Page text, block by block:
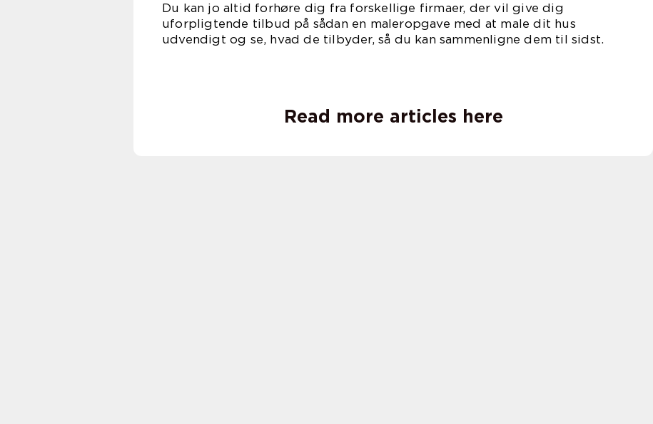
Du kan jo altid forhøre dig fra forskellige firmaer, der vil give dig
uforpligtende tilbud på sådan en maleropgave med at male dit hus
udvendigt og se, hvad de tilbyder, så du kan sammenligne dem til sidst.
Read more articles here